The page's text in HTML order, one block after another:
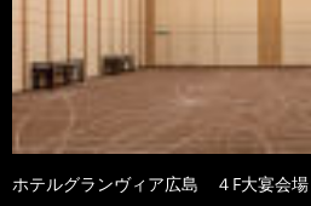
ホテルグランヴィア広島 ４F大宴会場